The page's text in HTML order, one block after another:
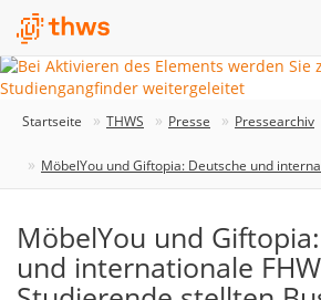
Startseite THWS Presse Pressearchiv
MöbelYou und Giftopia: Deutsche und
MöbelYou und
und internationale